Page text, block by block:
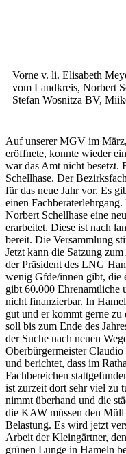
Vorne v. li. Elisabeth
vom Landkreis, Norbert
Stefan Wosnitza BV,
Auf unserer MGV im
eröffnete, konnte wieder
war das Amt nicht besetzt.
Schellhase. Der
für das neue Jahr vor. Es
einen
Norbert Schellhase eine
erarbeitet. Diese ist nach
bereit. Die Versammlung
Jetzt kann die Satzung
der Präsident des LNG
wenig Gfde/innen gibt, die
gibt 60.000 Ehrenamtliche
nicht finanzierbar. In
gut und er kommt gerne
soll bis zum Ende des
der Suche nach neuen
Oberbürgermeister
und berichtet, dass im
Fachbereichen
ist zurzeit dort sehr viel zu
nimmt überhand und die
die KAW müssen den Müll
Belastung. Es wird jetzt
Arbeit der Kleingärtner,
grünen Lunge in Hameln